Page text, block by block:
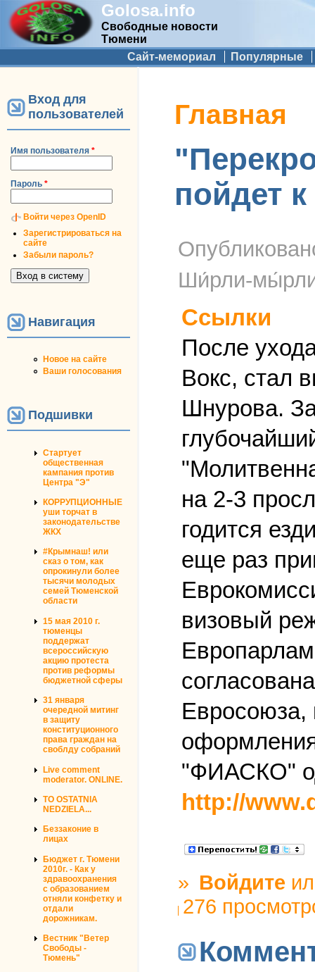
Golosa.info
Свободные новости
Тюмени
Дополнительное меню
Сайт-мемориал Популярные
Вход для
пользователей
Имя пользователя *
Пароль *
Войти через OpenID
Зарегистрироваться на
сайте
Забыли пароль?
Навигация
Новое на сайте
Ваши голосования
Подшивки
Стартует
общественная
кампания против
Центра "Э"
КОРРУПЦИОННЫЕ
уши торчат в
законодательстве
ЖКХ
#Крымнаш! или
сказ о том, как
опрокинули более
тысячи молодых
семей Тюменской
области
15 мая 2010 г.
тюменцы
поддержат
всероссийскую
акцию протеста
против реформы
бюджетной сферы
31 января
очередной митинг
в защиту
конституционного
права граждан на
своблду собраний
Live comment
moderator. ONLINE.
TO OSTATNIA
NEDZIELA...
Беззаконие в
лицах
Бюджет г. Тюмени
2010г. - Как у
здравоохранения
с образованием
отняли конфетку и
отдали
дорожникам.
Вестник "Ветер
Свободы -
Тюмень"
Вы здесь
Главная
пойдет
Ши́рли-
Ссылки
После
Вокс, стал
Шнурова.
на 2-3
годится
еще раз
визовый
Евросоюза,
"ФИАСКО"
http://
» Войдите
276